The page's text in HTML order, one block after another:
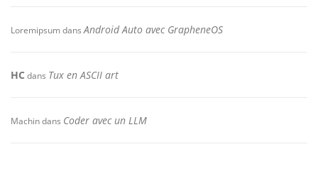
LoremipsumdansAndroid Auto avec GrapheneOS
HC dans Tux en ASCII art
Machindans Coder avec un LLM